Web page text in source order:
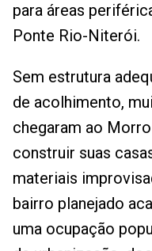
para áreas
Ponte Rio-Niterói.
Sem estrutura
de acolhimento,
chegaram ao
construir suas
materiais
bairro planejado
uma ocupação